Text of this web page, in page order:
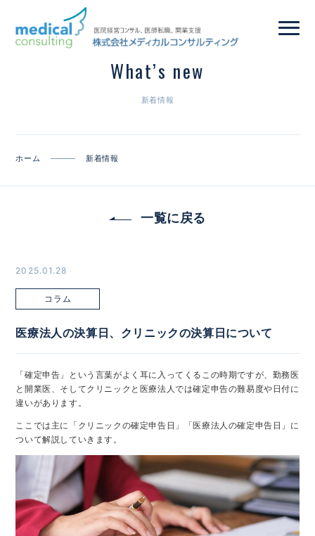
What’s new
新着情報
ホーム 新着情報
一覧に戻る
2025.01.28
コラム
医療法人の決算日、クリニックの決算日について
「確定申告」という言葉がよく耳に入ってくるこの時期ですが、勤務医
と開業医、そしてクリニックと医療法人では確定申告の難易度や日付に
違いがあります。
ここでは主に「クリニックの確定申告日」「医療法人の確定申告日」に
ついて解説していきます。